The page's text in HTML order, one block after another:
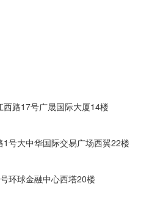
路17号广晟国际大厦14楼
号大中华国际交易广场西翼22楼
环球金融中心西塔20楼